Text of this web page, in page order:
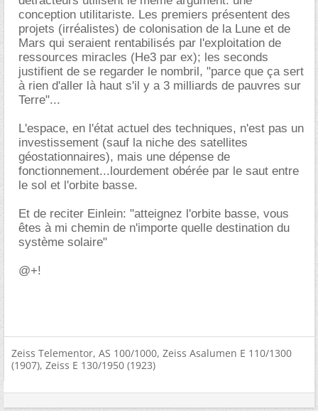
conception utilitariste. Les premiers présentent des
projets (irréalistes) de colonisation de la Lune et de
Mars qui seraient rentabilisés par l'exploitation de
ressources miracles (He3 par ex); les seconds
justifient de se regarder le nombril, "parce que ça sert
à rien d'aller là haut s'il y a 3 milliards de pauvres sur
Terre"...
L'espace, en l'état actuel des techniques, n'est pas un
investissement (sauf la niche des satellites
géostationnaires), mais une dépense de
fonctionnement...lourdement obérée par le saut entre
le sol et l'orbite basse.
Et de reciter Einlein: "atteignez l'orbite basse, vous
êtes à mi chemin de n'importe quelle destination du
système solaire"
@+!
Zeiss Telementor, AS 100/1000, Zeiss Asalumen E 110/1300
(1907), Zeiss E 130/1950 (1923)